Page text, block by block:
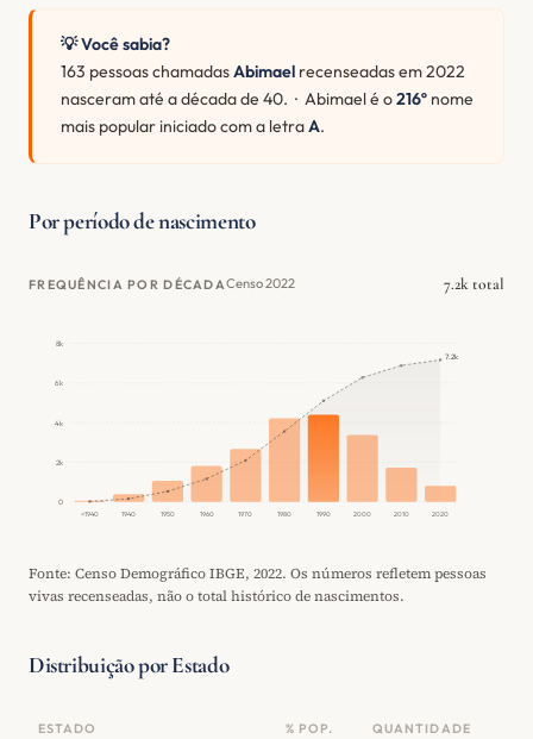
💡 Você sabia?
163 pessoas chamadasAbimael recenseadas em 2022
nasceram até a década de 40. · Abimael é o216º nome
mais popular iniciado com a letraA.
Por período de nascimento
FREQUÊNCIA POR DÉCADACenso 2022 7.2k total
0
2k
4k
6k
8k
<1940 1940 1950 1960 1970 1980 1990 2000 2010 2020
7.2k
Fonte: Censo Demográfico IBGE, 2022. Os números refletem pessoas
vivas recenseadas, não o total histórico de nascimentos.
Distribuição por Estado
ESTADO % POP. QUANTIDADE